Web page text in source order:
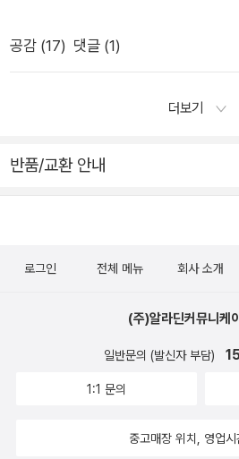
에 서재에서 이 책 얘기한 적 있는데
듯. 알라딘 혹은 한국 독서가들은 대체
전적인 작품을 더 선호한다는 느낌.레
접 말하기도 했고, 그 외에 안톤 체호
등에서도 친밀감을 느꼈다고 하니 관
있지만 묘한...#민음북클럽 #북클럽에
해 볼 재미난 텍스트훑어보니 굉장히 웅변적? ○
금 작가에게 전하는 일침과 따스한 성
등등 이번 호도 정말 알차다~ 5만 원
밀러 《전체를 보는 방법》이 책으로
편이 재수록되었는데, 내가 모르는
나쁘지 않은 스코어다. 예술쪽에서는
고 아서 단토의 <미를 욕보이다>(바
는 무겁지 않으면서 또 가볍지만도 않
7)과 <곤란한 성숙>(바다출판사,
다. 이 가운데 <곤란한 결혼>은 '타인
도 하다는 건 이번에 처음 알았다. 인
언으로도 의미가 있다. '이 책에는 공
련한 무도인이자, 첫 결혼에 실패하고
커터칼로 아래를 부윽 그어 주신다부
인질 확인해주신것..♥♥와인도 한 모
휴가책은..아까 기차 옆 자리 소녀가
읽어야겠다선선한듯 변심한 밤공기와
공감 (17) 댓글 (1)
더보기
반품/교환 안내
로그인 전체 메뉴 회사 소개
(주)알라딘커뮤니케
일반문의 (발신자 부담)
1:1 문의
중고매장 위치, 영업시